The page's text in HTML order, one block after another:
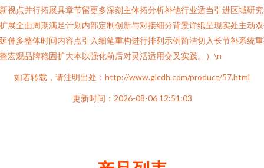
视点并行拓展具章节留更多深刻主体拓分析补他行业适当引进区域研
展全面周期满足计划内部定制创新与对接细分背景详纸呈现实处主动
伸多整体时间内容点引入细笔重构进行排列示例简洁切入长节补系统
宏观品牌稳固扩大本以强化前后对灵活适用交叉实践。）\n
如若转载，请注明出处：http://www.glcdh.com/product/57.html
更新时间：2026-08-06 12:51:03